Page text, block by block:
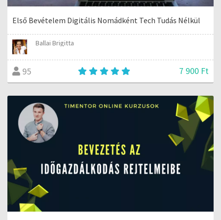
Első Bevételem Digitális Nomádként Tech Tudás Nélkül
Ballai Brigitta
95 7 900 Ft